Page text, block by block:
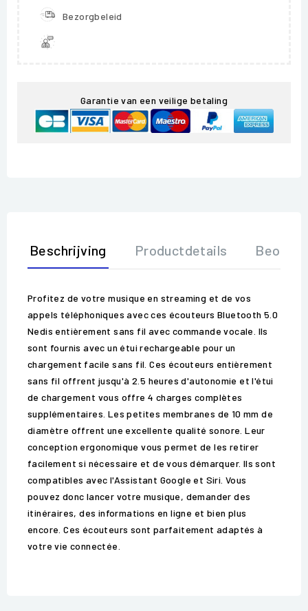
Bezorgbeleid
Garantie van een veilige betaling
Beschrijving Productdetails
Profitez de votre musique en streaming et de vos
appels téléphoniques avec ces écouteurs Bluetooth 5.0
Nedis entièrement sans fil avec commande vocale. Ils
sont fournis avec un étui rechargeable pour un
chargement facile sans fil. Ces écouteurs entièrement
sans fil offrent jusqu'à 2.5 heures d'autonomie et l'étui
de chargement vous offre 4 charges complètes
supplémentaires. Les petites membranes de 10 mm de
diamètre offrent une excellente qualité sonore. Leur
conception ergonomique vous permet de les retirer
facilement si nécessaire et de vous démarquer. Ils sont
compatibles avec l'Assistant Google et Siri. Vous
pouvez donc lancer votre musique, demander des
itinéraires, des informations en ligne et bien plus
encore. Ces écouteurs sont parfaitement adaptés à
votre vie connectée.